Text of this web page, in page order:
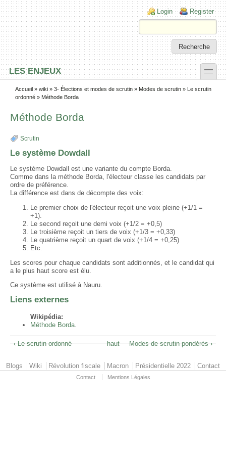
Skip to main content
Skip to search
Login links
Login Register
LES ENJEUX toggle
Secondary menu
Accueil » wiki » 3- Élections et modes de scrutin » Modes de scrutin » Le scrutin
ordonné » Méthode Borda
Méthode Borda
Scrutin
Le système Dowdall
Le système Dowdall est une variante du compte Borda.
Comme dans la méthode Borda, l'électeur classe les candidats par
ordre de préférence.
La différence est dans de décompte des voix:
Le premier choix de l'électeur reçoit une voix pleine (+1/1 =
+1).
Le second reçoit une demi voix (+1/2 = +0,5)
Le troisième reçoit un tiers de voix (+1/3 = +0,33)
Le quatrième reçoit un quart de voix (+1/4 = +0,25)
Etc.
Les scores pour chaque candidats sont additionnés, et le candidat qui
a le plus haut score est élu.
Ce système est utilisé à Nauru.
Liens externes
Wikipédia:
Méthode Borda
‹ Le scrutin ordonné haut Modes de scrutin pondérés ›
Primary menu
Blogs Wiki Révolution fiscale Macron Présidentielle 2022 Contact
Contact Mentions Légales